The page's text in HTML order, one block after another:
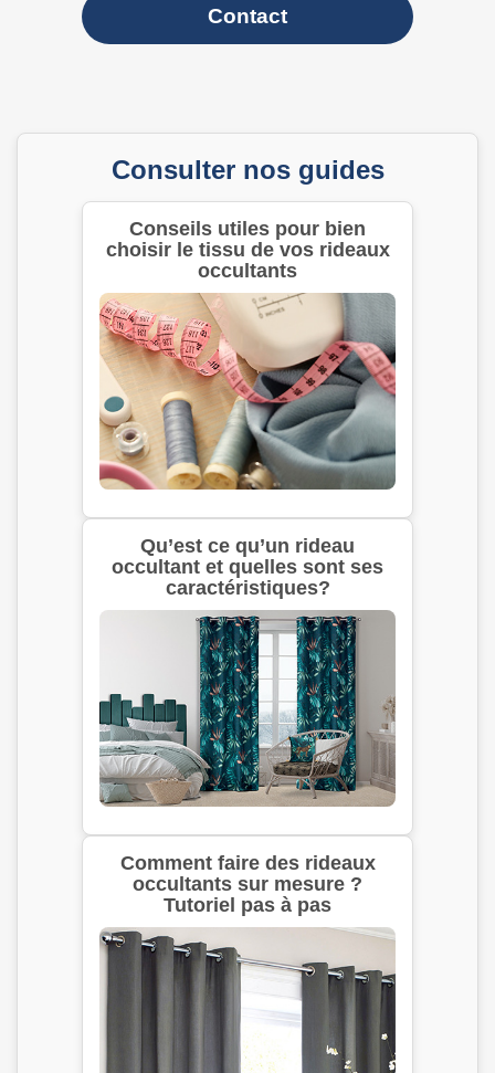
Contact
Consulter nos guides
Conseils utiles pour bien
choisir le tissu de vos rideaux
occultants
Qu’est ce qu’un rideau
occultant et quelles sont ses
caractéristiques?
Comment faire des rideaux
occultants sur mesure ?
Tutoriel pas à pas